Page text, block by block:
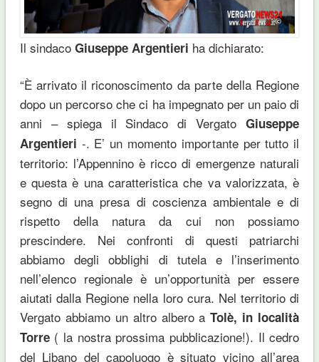
Il sindaco Giuseppe Argentieri ha dichiarato:
“È arrivato il riconoscimento da parte della Regione
dopo un percorso che ci ha impegnato per un paio di
anni – spiega il Sindaco di VergatoGiuseppe
Argentieri -. E’ un momento importante per tutto il
territorio: l’Appennino è ricco di emergenze naturali
e questa è una caratteristica che va valorizzata, è
segno di una presa di coscienza ambientale e di
rispetto della natura da cui non possiamo
prescindere. Nei confronti di questi patriarchi
abbiamo degli obblighi di tutela e l’inserimento
nell’elenco regionale è un’opportunità per essere
aiutati dalla Regione nella loro cura. Nel territorio di
Vergato abbiamo un altro albero aTolè, in località
Torre ( la nostra prossima pubblicazione!). Il cedro
del Libano del capoluogo è situato vicino all’area